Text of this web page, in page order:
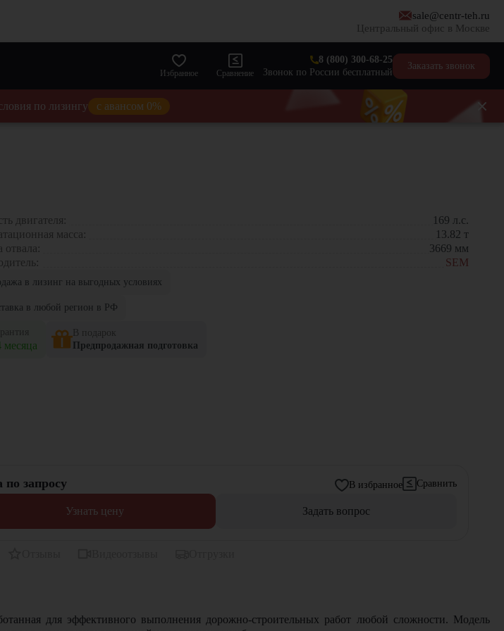
sale@centr-teh.ru
Центральный офис в Москве
Избранное Сравнение
8 (800) 300-68-25
Звонок по России бесплатный
Заказать звонок
по лизингу с авансом 0%
двигателя: 169 л.с.
масса:
13.82 т
3669 мм
SEM
в лизинг на выгодных условиях
в любой регион в РФ
месяца
В подарок
Предпродажная подготовка
по запросу В избранное Сравнить
Узнать цену Задать вопрос
для эффективного выполнения дорожно-строительных работ любой сложности. Модель